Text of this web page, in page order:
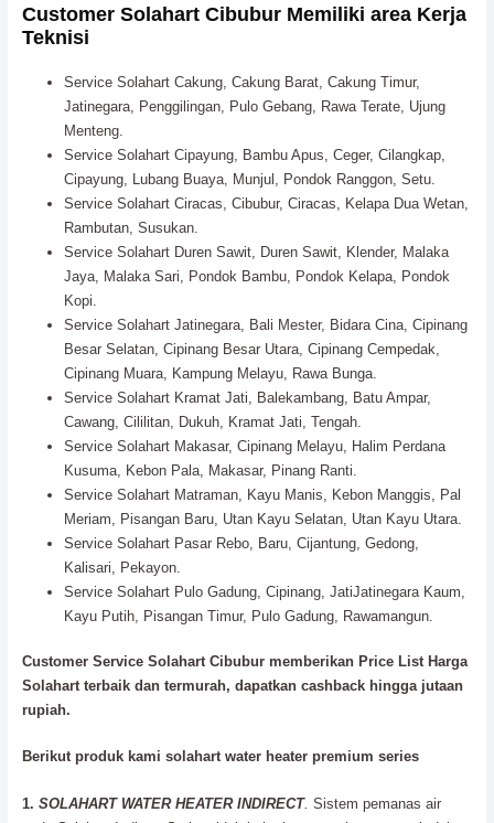
Customer Solahart Cibubur Memiliki area Kerja
Teknisi
Service Solahart Cakung, Cakung Barat, Cakung Timur,
Jatinegara, Penggilingan, Pulo Gebang, Rawa Terate, Ujung
Menteng.
Service Solahart Cipayung, Bambu Apus, Ceger, Cilangkap,
Cipayung, Lubang Buaya, Munjul, Pondok Ranggon, Setu.
Service Solahart Ciracas, Cibubur, Ciracas, Kelapa Dua Wetan,
Rambutan, Susukan.
Service Solahart Duren Sawit, Duren Sawit, Klender, Malaka
Jaya, Malaka Sari, Pondok Bambu, Pondok Kelapa, Pondok
Kopi.
Service Solahart Jatinegara, Bali Mester, Bidara Cina, Cipinang
Besar Selatan, Cipinang Besar Utara, Cipinang Cempedak,
Cipinang Muara, Kampung Melayu, Rawa Bunga.
Service Solahart Kramat Jati, Balekambang, Batu Ampar,
Cawang, Cililitan, Dukuh, Kramat Jati, Tengah.
Service Solahart Makasar, Cipinang Melayu, Halim Perdana
Kusuma, Kebon Pala, Makasar, Pinang Ranti.
Service Solahart Matraman, Kayu Manis, Kebon Manggis, Pal
Meriam, Pisangan Baru, Utan Kayu Selatan, Utan Kayu Utara.
Service Solahart Pasar Rebo, Baru, Cijantung, Gedong,
Kalisari, Pekayon.
Service Solahart Pulo Gadung, Cipinang, JatiJatinegara Kaum,
Kayu Putih, Pisangan Timur, Pulo Gadung, Rawamangun.
Customer Service Solahart Cibubur memberikan Price List Harga
Solahart terbaik dan termurah, dapatkan cashback hingga jutaan
rupiah.
Berikut produk kami solahart water heater premium series
1. SOLAHART WATER HEATER INDIRECT. Sistem pemanas air